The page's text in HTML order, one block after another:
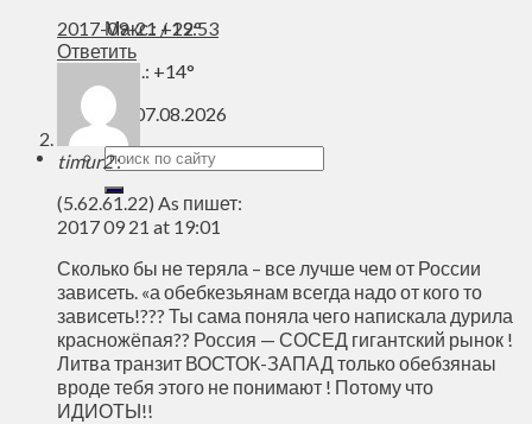
Макс.: +22°
Мин.: +14°
Пт, 07.08.2026
2017-09-21 / 19:53
Ответить
timur2 :
(5.62.61.22) As пишет:
2017 09 21 at 19:01
Сколько бы не теряла – все лучше чем от России
зависеть. «а обебкезьянам всегда надо от кого то
зависеть!??? Ты сама поняла чего напискала дурила
красножёпая?? Россия — СОСЕД гигантский рынок !
Литва транзит ВОСТОК-ЗАПАД только обебзянаы
вроде тебя этого не понимают ! Потому что
ИДИОТЫ!!